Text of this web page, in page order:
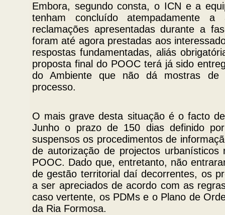
Embora, segundo consta, o ICN e a
tenham concluído atempadamente
reclamações apresentadas durante a
foram até agora prestadas aos
respostas fundamentadas, aliás
proposta final do POOC terá já sido
do Ambiente que não dá mostras
processo.
O mais grave desta situação é o facto
Junho o prazo de 150 dias definido
suspensos os procedimentos de
de autorização de projectos
POOC. Dado que, entretanto, não
de gestão territorial daí decorrentes, os
a ser apreciados de acordo com as
caso vertente, os PDMs e o Plano de
da Ria Formosa.